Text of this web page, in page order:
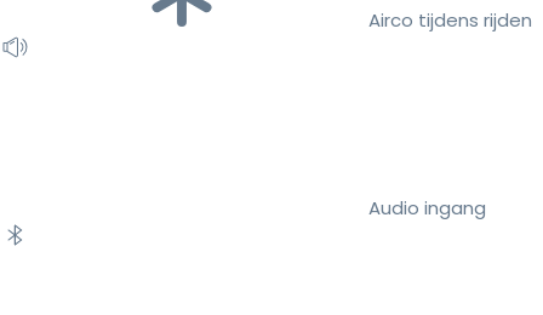
Airco tijdens rijden
Audio ingang